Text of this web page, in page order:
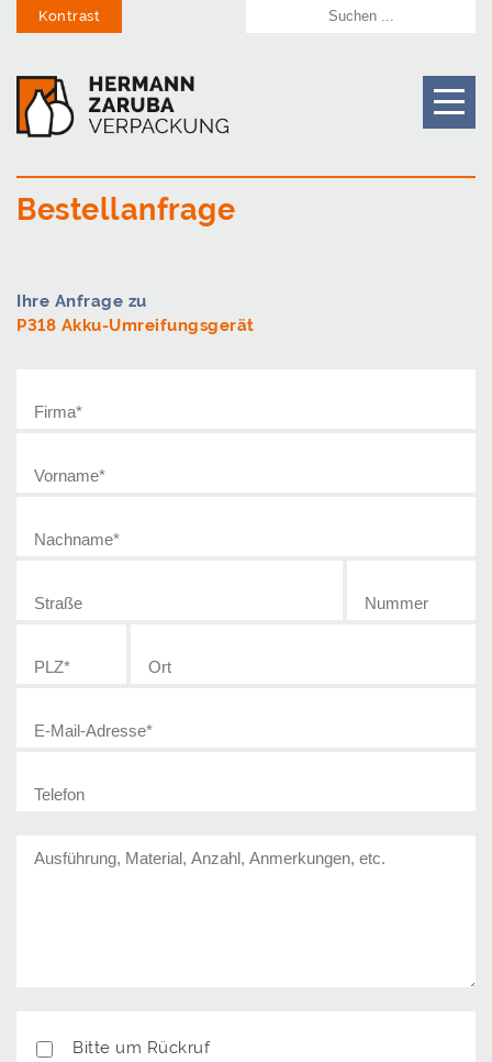
Kontrast
Bestellanfrage
Ihre Anfrage zu
P318 Akku-Umreifungsgerät
AntwortBitte um Rückruf